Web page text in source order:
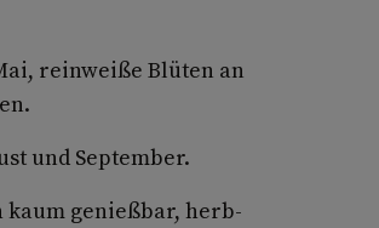
reinweiße Blüten an
und September.
kaum genießbar, herb-